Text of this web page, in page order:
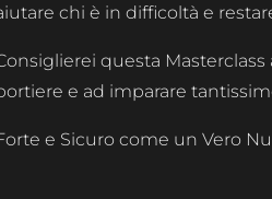
chi è in difficoltà e
questa
e ad imparare
e Sicuro come un Vero